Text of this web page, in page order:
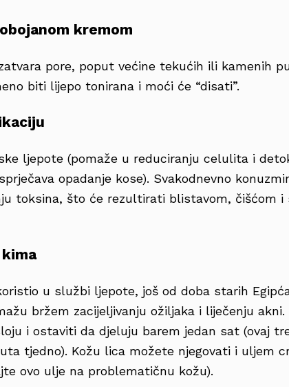
kremom
pore, poput većine tekućih ili kamenih
biti lijepo tonirana i moći će “disati”.
ljepote (pomaže u reduciranju celulita i
opadanje kose). Svakodnevno
toksina, što će rezultirati blistavom, čišćom i
u službi ljepote, još od doba starih
bržem zacijeljivanju ožiljaka i liječenju akni.
i ostaviti da djeluju barem jedan sat (ovaj
tjedno). Kožu lica možete njegovati i uljem
ovo ulje na problematičnu kožu).